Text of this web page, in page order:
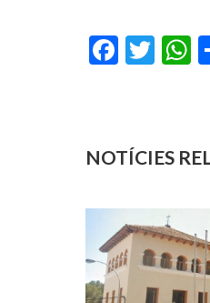
Facebook
Twitter
NOTÍCIES